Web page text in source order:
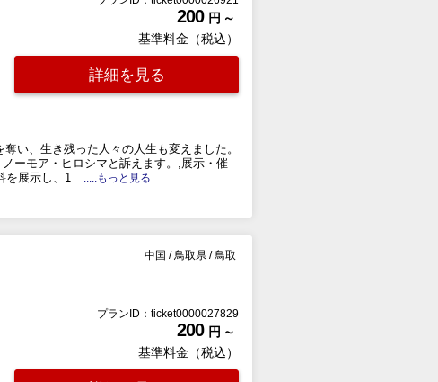
200 円 ～
基準料金（税込）
詳細を見る
い、生き残った人々の人生も変えました。
ーモア・ヒロシマと訴えます。,展示・催
を展示し、1
.....もっと見る
中国 / 鳥取県 / 鳥取
プランID：ticket0000027829
200 円 ～
基準料金（税込）